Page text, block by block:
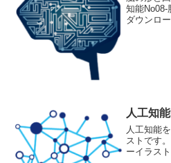
知能No08-
ダウンロ
人工知
人工知能
ストです
ーイラス